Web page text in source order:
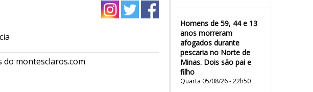
Homens de 59, 44 e 13
anos morreram
afogados durante
pescaria no Norte de
Minas. Dois são pai e
filho
Quarta 05/08/26 - 22h50
do montesclaros.com